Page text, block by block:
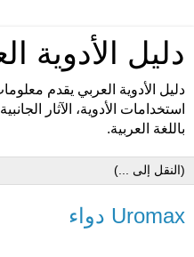
دليل الأدوية
دليل الأدوية العربي يقدم
استخدامات الأدوية، الآثار
باللغة العربية.
Uromax دواء